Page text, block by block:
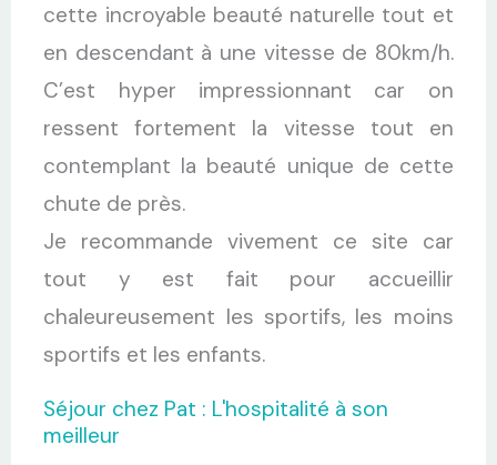
cette incroyable beauté naturelle tout et
en descendant à une vitesse de 80km/h.
C’est hyper impressionnant car on
ressent fortement la vitesse tout en
contemplant la beauté unique de cette
chute de près.
Je recommande vivement ce site car
tout y est fait pour accueillir
chaleureusement les sportifs, les moins
sportifs et les enfants.
Séjour chez Pat : L'hospitalité à son
meilleur